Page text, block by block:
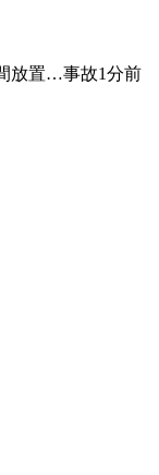
放置…事故1分前